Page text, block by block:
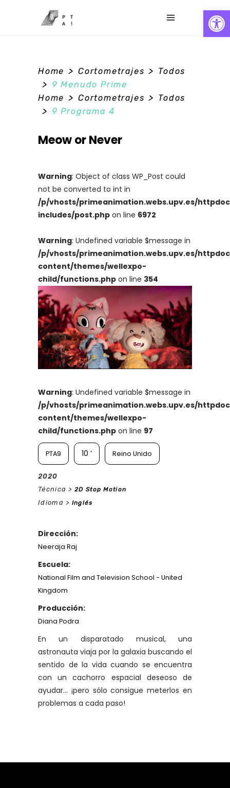
Home > Cortometrajes > Todos
> 9 Menudo Prime
Home > Cortometrajes > Todos
> 9 Programa 4
Meow or Never
Warning: Object of class WP_Post could
not be converted to int in
/p/vhosts/primeanimation.webs.upv.es/
includes/post.php on line 6972
Warning: Undefined variable $message in
/p/vhosts/primeanimation.webs.upv.es/
content/themes/wellexpo-
child/functions.php on line 354
Warning: Undefined variable $message in
/p/vhosts/primeanimation.webs.upv.es/
content/themes/wellexpo-
child/functions.php on line 97
PTA9 10 ‘ Reino Unido
2020
Técnica > 2D Stop Motion
Idioma > Inglés
Dirección:
Neeraja Raj
Escuela:
National Film and Television School - United
Kingdom
Producción:
Diana Podra
En un disparatado musical, una
astronauta viaja por la galaxia buscando el
sentido de la vida cuando se encuentra
con un cachorro espacial deseoso de
ayudar... ¡pero sólo consigue meterlos en
problemas a cada paso!